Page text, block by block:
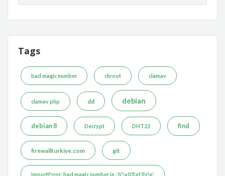
Tags
bad magic number chroot clamav
clamav php dd debian
debian 8 Decrypt DHT22 find
firewallturkiye.com git
ImportError: bad magic number in : b'\x03\xf3\r\n'